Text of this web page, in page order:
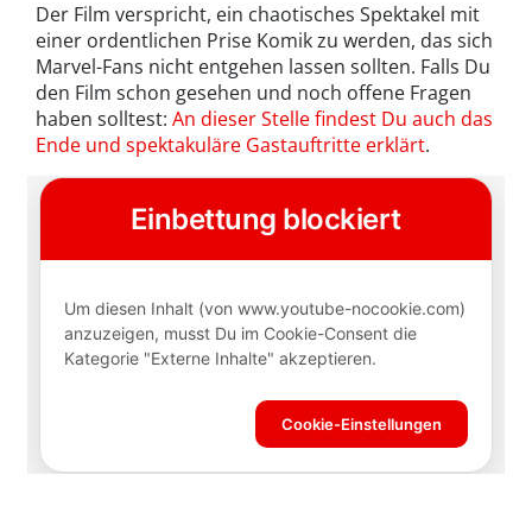
Der Film verspricht, ein chaotisches Spektakel mit
einer ordentlichen Prise Komik zu werden, das sich
Marvel-Fans nicht entgehen lassen sollten. Falls Du
den Film schon gesehen und noch offene Fragen
haben solltest: An dieser Stelle findest Du auch das
Ende und spektakuläre Gastauftritte erklärt.